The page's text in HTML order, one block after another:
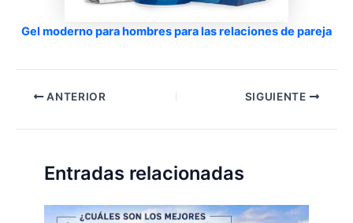
Gel moderno para hombres para las relaciones de pareja
ANTERIOR SIGUIENTE
Entradas relacionadas